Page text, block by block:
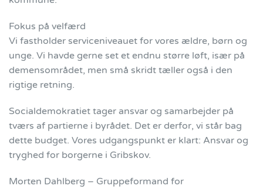
Fokus på velfærd
Vi fastholder serviceniveauet for vores ældre, børn og
unge. Vi havde gerne set et endnu større løft, især på
demensområdet, men små skridt tæller også i den
rigtige retning.
Socialdemokratiet tager ansvar og samarbejder på
tværs af partierne i byrådet. Det er derfor, vi står bag
dette budget. Vores udgangspunkt er klart: Ansvar og
tryghed for borgerne i Gribskov.
Morten Dahlberg – Gruppeformand for